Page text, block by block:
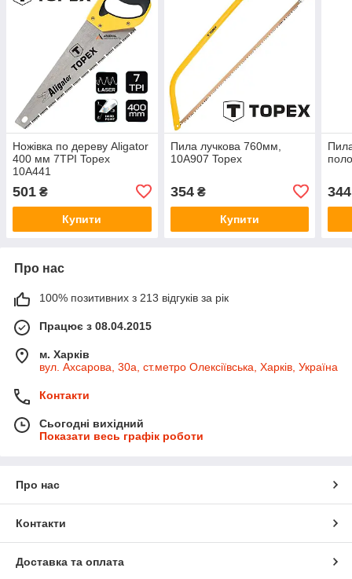
Ножівка по дереву Aligator
400 мм 7TPI Topex
10A441
501 ₴
Купити
Пила лучкова 760мм,
10A907 Topex
354₴
Купити
344
Про нас
100% позитивних з 213 відгуків за рік
Працює з 08.04.2015
м. Харків
вул. Ахсарова, 30а, ст.метро Олексіївська, Харків, Україна
Контакти
Сьогодні вихідний
Показати весь графік роботи
Про нас
Контакти
Доставка та оплата